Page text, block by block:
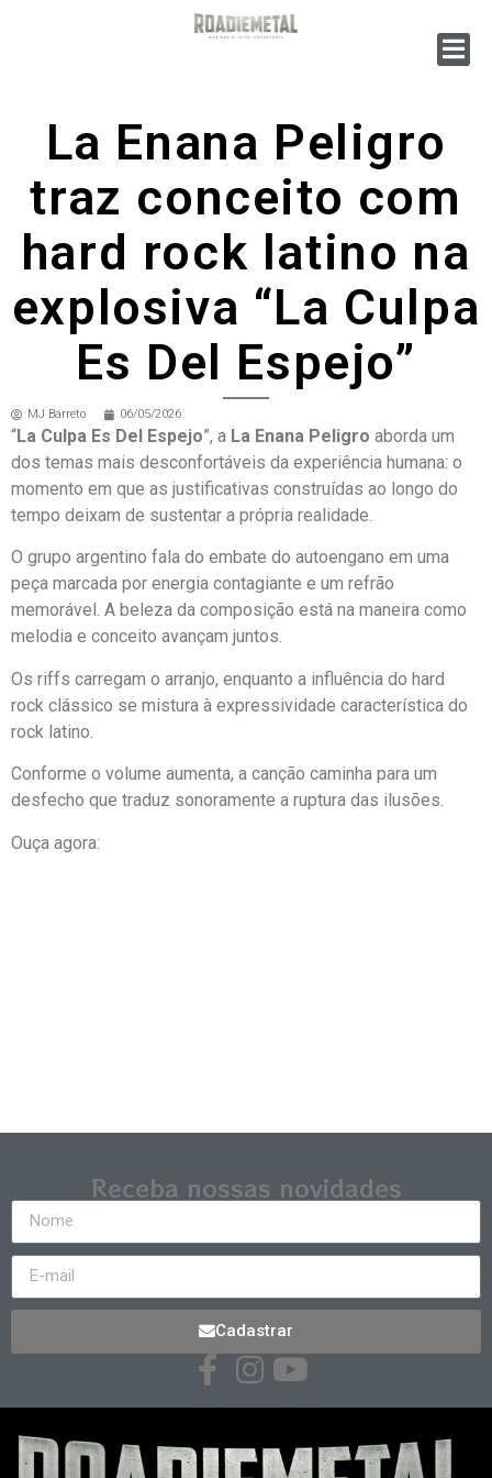
La Enana Peligro
traz conceito com
hard rock latino na
explosiva “La Culpa
Es Del Espejo”
MJ Barreto 06/05/2026
“La Culpa Es Del Espejo”, a La Enana Peligro aborda um
dos temas mais desconfortáveis da experiência humana: o
momento em que as justificativas construídas ao longo do
tempo deixam de sustentar a própria realidade.
O grupo argentino fala do embate do autoengano em uma
peça marcada por energia contagiante e um refrão
memorável. A beleza da composição está na maneira como
melodia e conceito avançam juntos.
Os riffs carregam o arranjo, enquanto a influência do hard
rock clássico se mistura à expressividade característica do
rock latino.
Conforme o volume aumenta, a canção caminha para um
desfecho que traduz sonoramente a ruptura das ilusões.
Ouça agora:
Receba nossas novidades
Cadastrar